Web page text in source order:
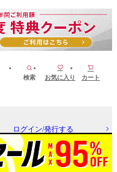
検索 お気に入り カート
ログイン/発行する